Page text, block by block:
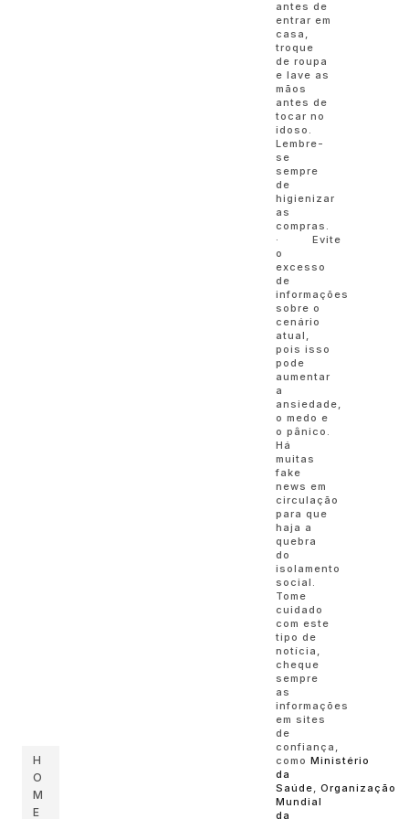
H
O
M
E
antes de
entrar em
casa,
troque
de roupa
e lave as
mãos
antes de
tocar no
idoso.
Lembre-
se
sempre
de
higienizar
as
compras.
· Evite
o
excesso
de
informações
sobre o
cenário
atual,
pois isso
pode
aumentar
a
ansiedade,
o medo e
o pânico.
Há
muitas
fake
news em
circulação
para que
haja a
quebra
do
isolamento
social.
Tome
cuidado
com este
tipo de
notícia,
cheque
sempre
as
informações
em sites
de
confiança,
como Ministério
da
Saúde, Organização
Mundial
da